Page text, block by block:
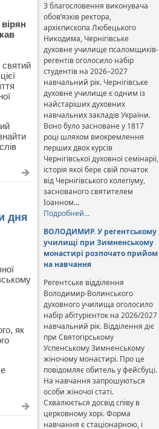
святий
дня
як
З благословення виконувача
обов’язків ректора,
архієпископа Любецького
Никодима, Чернігівське
духовне училище псаломщиків-
регентів оголосило набір
студентів на 2026–2027
навчальний рік. Чернігівське
духовне училище є одним із
найстаріших духовних
навчальних закладів України.
Воно було засноване у 1817
році шляхом виокремлення
перших двох курсів
Чернігівської духовної семінарії,
історія якої бере свій початок
від Чернігівського колегіуму,
заснованого святителем
Іоанном…
Подробней…
ВОЛОДИМИР. У регентському
училищі при Зимненському
монастирі розпочато прийом
на навчання
Регентське відділення
Володимир-Волинського
духовного училища оголосило
набір абітурієнток на 2026/2027
навчальний рік. Відділення діє
при Святогірському
Успенському Зимненському
жіночому монастирі. Про це
повідомляє обитель у фейсбуці.
На навчання запрошуються
особи жіночої статі.
Схвалюється досвід співу в
церковному хорі. Форма
навчання є стаціонарною, і